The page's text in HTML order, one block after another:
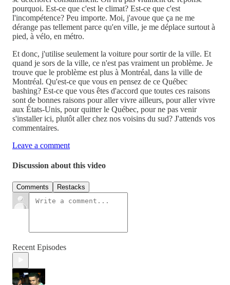
pourquoi. Est-ce que c'est le climat? Est-ce que c'est
l'incompétence? Peu importe. Moi, j'avoue que ça ne me
dérange pas tellement parce qu'en ville, je me déplace surtout à
pied, à vélo, en métro.
Et donc, j'utilise seulement la voiture pour sortir de la ville. Et
quand je sors de la ville, ce n'est pas vraiment un problème. Je
trouve que le problème est plus à Montréal, dans la ville de
Montréal. Qu'est-ce que vous en pensez de ce Québec
bashing? Est-ce que vous êtes d'accord que toutes ces raisons
sont de bonnes raisons pour aller vivre ailleurs, pour aller vivre
aux États-Unis, pour quitter le Québec, pour ne pas venir
s'installer ici, plutôt aller chez nos voisins du sud? J'attends vos
commentaires.
Leave a comment
Discussion about this video
Comments Restacks
Recent Episodes